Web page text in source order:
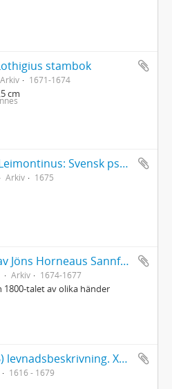
stambok
Arkiv 1671-1674
cm
Israel Olai Leimontinus: Svensk psalmbok med sångnoter
Arkiv 1675
Avskrifter av Jöns Horneaus Sannfärdig berättelse om det för 100 år sedan förlupna grufverliga Trolldoms-Oväsendet i Sverige och Martin Brunnerus Betänkande om trolldomsväsendet
Arkiv 1674-1677
1800-talet av olika händer
Eric Flemings (f. 1616) levnadsbeskrivning. Xeroxkopia av 1600-talshandskrift
1616 - 1679